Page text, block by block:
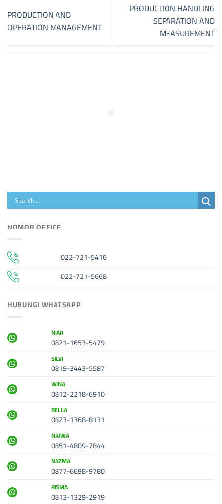
PRODUCTION AND
OPERATION MANAGEMENT
PRODUCTION HANDLING
SEPARATION AND
MEASUREMENT
NOMOR OFFICE
022-721-5416
022-721-5668
HUBUNGI WHATSAPP
NIAR
0821-1653-5479
SILVI
0819-3443-5587
WINA
0812-2218-6910
BELLA
0823-1368-8131
NAJWA
0851-4809-7844
NAZMA
0877-6698-9780
RISMA
0813-1329-2919